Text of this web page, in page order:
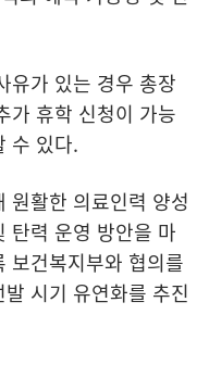
유가 있는 경우 총장
가 휴학 신청이 가능
수 있다.
원활한 의료인력 양성
탄력 운영 방안을 마
보건복지부와 협의를
시기 유연화를 추진